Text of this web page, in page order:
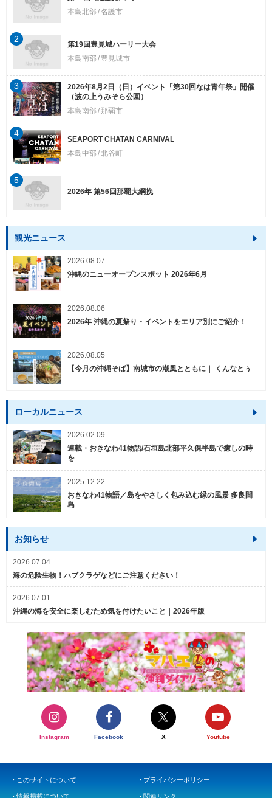
本島北部 名護市
第19回豊見城ハーリー大会
本島南部
豊見城市
2
2026年8月2日（日）イベント「第30回なは青年祭」開催
（波の上うみそら公園）
本島南部
那覇市
3
SEAPORT CHATAN CARNIVAL
本島中部 北谷町
4
2026年 第56回那覇大綱挽
5
観光ニュース
2026.08.07
沖縄のニューオープンスポット 2026年6月
2026.08.06
2026年 沖縄の夏祭り・イベントをエリア別にご紹介！
2026.08.05
【今月の沖縄そば】南城市の潮風とともに｜ くんなとぅ
ローカルニュース
2026.02.09
連載・おきなわ41物語/石垣島北部平久保半島で癒しの時
を
2025.12.22
おきなわ41物語／島をやさしく包み込む緑の風景 多良間
島
お知らせ
2026.07.04
海の危険生物！ハブクラゲなどにご注意ください！
2026.07.01
沖縄の海を安全に楽しむため気を付けたいこと｜2026年版
Instagram Facebook X Youtube
このサイトについて プライバシーポリシー
情報掲載について 関連リンク